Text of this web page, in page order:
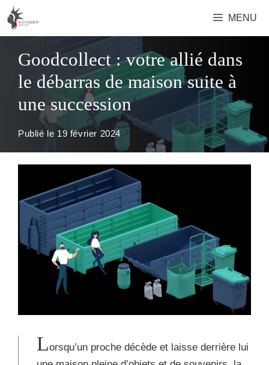
Aller
au
contenu
MENU
Goodcollect : votre allié dans
le débarras de maison suite à
une succession
Publié le 19 février 2024
Lorsqu’un proche décède et laisse derrière lui